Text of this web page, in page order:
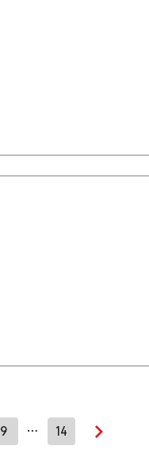
9 … 14
Next page